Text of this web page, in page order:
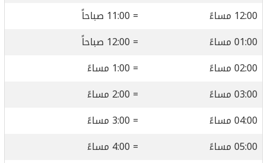
12:00 مساءً
= 11:00 صباحاً
01:00 مساءً
= 12:00 صباحاً
02:00 مساءً
= 1:00 مساءً
03:00 مساءً
= 2:00 مساءً
04:00 مساءً
= 3:00 مساءً
05:00 مساءً
= 4:00 مساءً